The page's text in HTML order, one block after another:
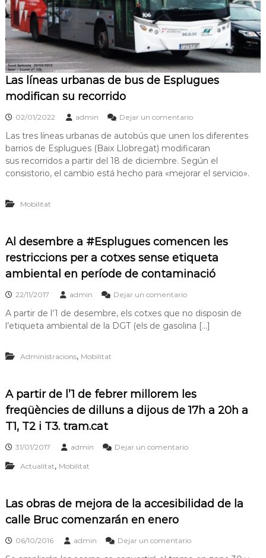
Las líneas urbanas de bus de Esplugues
modifican su recorrido
02/01/2022 admin Dejar un comentario
Las tres líneas urbanas de autobús que unen los diferentes
barrios de Esplugues (Baix Llobregat) modificaran
sus recorridos a partir del 18 de diciembre. Según el
consistorio, el cambio está hecho para «mejorar el servicio».
Mobilitat
Al desembre a #Esplugues comencen les
restriccions per a cotxes sense etiqueta
ambiental en període de contaminació
22/11/2017 admin Dejar un comentario
A partir de l’1 de desembre, els cotxes que no disposin de
l’etiqueta ambiental de la DGT (els de gasolina […]
Administracions, Mobilitat
A partir de l’1 de febrer millorem les
freqüències de dilluns a dijous de 17h a 20h a
T1, T2 i T3. tram.cat
31/01/2017 admin Dejar un comentario
Actualitat, Mobilitat
Las obras de mejora de la accesibilidad de la
calle Bruc comenzarán en enero
06/10/2016 admin Dejar un comentario